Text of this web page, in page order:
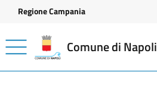
Vai ai contenuti
Vai al footer
Regione Campania
Comune di Napoli